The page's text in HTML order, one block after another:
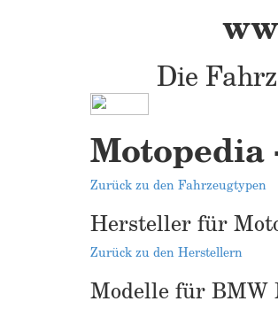
Die
Zurück zu den Fahrzeugtypen
Hersteller für
Zurück zu den Herstellern
Modelle für BMW